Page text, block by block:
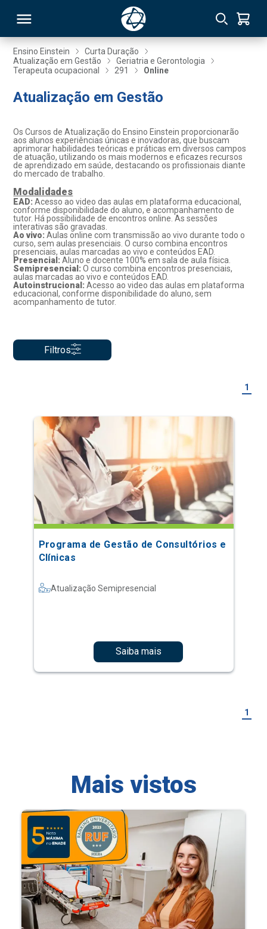
Ensino Einstein
Curta Duração
Atualização em Gestão
Geriatria e Gerontologia
Terapeuta ocupacional
291 Online
Atualização em Gestão
Os Cursos de Atualização do Ensino Einstein proporcionarão
aos alunos experiências únicas e inovadoras, que buscam
aprimorar habilidades teóricas e práticas em diversos campos
de atuação, utilizando os mais modernos e eficazes recursos
de aprendizado em saúde, destacando os profissionais diante
do mercado de trabalho.
Modalidades
EAD:Acesso ao video das aulas em plataforma educacional,
conforme disponibilidade do aluno, e acompanhamento de
tutor. Há possibilidade de encontros online. As sessões
interativas são gravadas.
Ao vivo: Aulas online com transmissão ao vivo durante todo o
curso, sem aulas presenciais. O curso combina encontros
presenciais, aulas marcadas ao vivo e conteúdos EAD.
Presencial:Aluno e docente 100% em sala de aula física.
Semipresencial:O curso combina encontros presenciais,
aulas marcadas ao vivo e conteúdos EAD.
Autoinstrucional:Acesso ao video das aulas em plataforma
educacional, conforme disponibilidade do aluno, sem
acompanhamento de tutor.
Filtros
1
Programa de Gestão de Consultórios e
Clínicas
Atualização Semipresencial
Saiba mais
1
Mais vistos